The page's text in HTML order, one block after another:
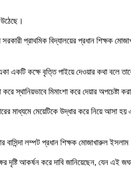
সরকারী প্রাথমিক বিদ্যালয়ের প্রধান শিক্ষক
কক্ষে বৃত্তি পাইয়ে দেওয়ার কথা বলে
স্থানিয়ভাবে মিমাংশা করে দেয়ার অপচেষ্টা
মাধ্যমে মেয়েটিকে উদ্ধার করে নিয়ে
বাসিন্দা লম্পট প্রধান শিক্ষক মোজাখারুল
দৃষ্টি আকর্ষন করে দাবি জানিয়েছেন, যেন